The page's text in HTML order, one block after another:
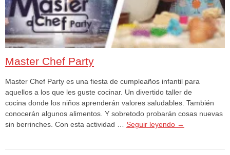
Master Chef Party
Master Chef Party es una fiesta de cumpleaños infantil para
aquellos a los que les guste cocinar. Un divertido taller de
cocina donde los niños aprenderán valores saludables. También
conocerán algunos alimentos. Y sobretodo probarán cosas nuevas
sin berrinches. Con esta actividad … Seguir leyendo →